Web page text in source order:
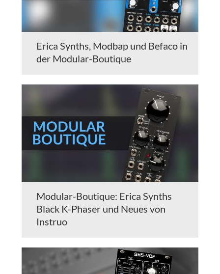
Erica Synths, Modbap und Befaco in
der Modular-Boutique
Modular-Boutique: Erica Synths
Black K-Phaser und Neues von
Instruo